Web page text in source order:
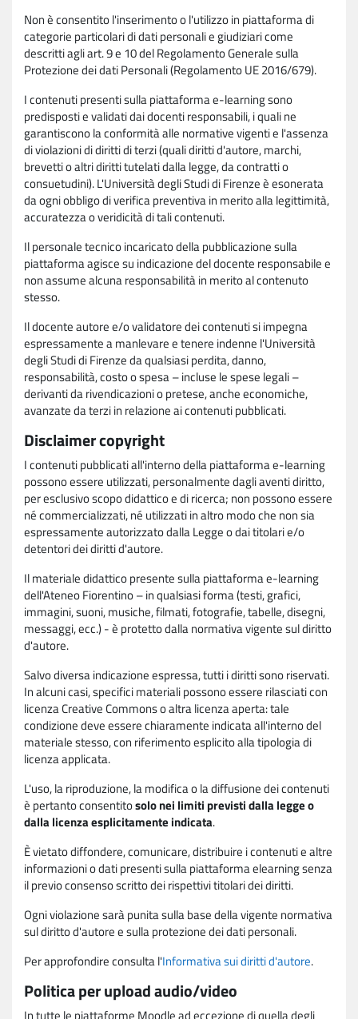
Non è consentito l'inserimento o l'utilizzo in piattaforma di
categorie particolari di dati personali e giudiziari come
descritti agli art. 9 e 10 del Regolamento Generale sulla
Protezione dei dati Personali (Regolamento UE 2016/679).
I contenuti presenti sulla piattaforma e-learning sono
predisposti e validati dai docenti responsabili, i quali ne
garantiscono la conformità alle normative vigenti e l'assenza
di violazioni di diritti di terzi (quali diritti d'autore, marchi,
brevetti o altri diritti tutelati dalla legge, da contratti o
consuetudini). L'Università degli Studi di Firenze è esonerata
da ogni obbligo di verifica preventiva in merito alla legittimità,
accuratezza o veridicità di tali contenuti.
Il personale tecnico incaricato della pubblicazione sulla
piattaforma agisce su indicazione del docente responsabile e
non assume alcuna responsabilità in merito al contenuto
stesso.
Il docente autore e/o validatore dei contenuti si impegna
espressamente a manlevare e tenere indenne l'Università
degli Studi di Firenze da qualsiasi perdita, danno,
responsabilità, costo o spesa – incluse le spese legali –
derivanti da rivendicazioni o pretese, anche economiche,
avanzate da terzi in relazione ai contenuti pubblicati.
Disclaimer copyright
I contenuti pubblicati all'interno della piattaforma e-learning
possono essere utilizzati, personalmente dagli aventi diritto,
per esclusivo scopo didattico e di ricerca; non possono essere
né commercializzati, né utilizzati in altro modo che non sia
espressamente autorizzato dalla Legge o dai titolari e/o
detentori dei diritti d'autore.
Il materiale didattico presente sulla piattaforma e-learning
dell'Ateneo Fiorentino – in qualsiasi forma (testi, grafici,
immagini, suoni, musiche, filmati, fotografie, tabelle, disegni,
messaggi, ecc.) - è protetto dalla normativa vigente sul diritto
d'autore.
Salvo diversa indicazione espressa, tutti i diritti sono riservati.
In alcuni casi, specifici materiali possono essere rilasciati con
licenza Creative Commons o altra licenza aperta: tale
condizione deve essere chiaramente indicata all'interno del
materiale stesso, con riferimento esplicito alla tipologia di
licenza applicata.
L'uso, la riproduzione, la modifica o la diffusione dei contenuti
è pertanto consentitosolo nei limiti previsti dalla legge o
dalla licenza esplicitamente indicata.
È vietato diffondere, comunicare, distribuire i contenuti e altre
informazioni o dati presenti sulla piattaforma elearning senza
il previo consenso scritto dei rispettivi titolari dei diritti.
Ogni violazione sarà punita sulla base della vigente normativa
sul diritto d'autore e sulla protezione dei dati personali.
Per approfondire consulta l'Informativa sui diritti d'autore.
Politica per upload audio/video
In tutte le piattaforme Moodle ad eccezione di quella degli